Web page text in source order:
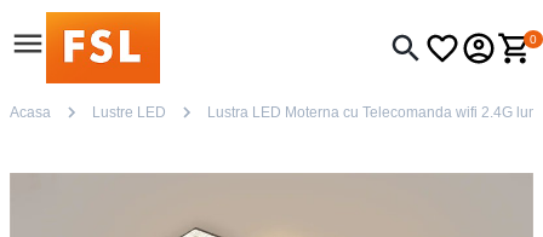
0
Acasa Lustre LED Lustra LED Moterna cu Telecomanda wifi 2.4G